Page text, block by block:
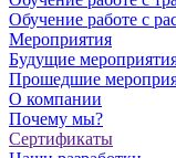
Обучение работе с
Мероприятия
Будущие
Прошедшие
О компании
Почему мы?
Сертификаты